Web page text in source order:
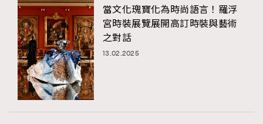
本人已詳閱並同意遵守本文列明條款及細則。 請瀏覽
(nmg.com.hk/privacy
本人願意接收新傳媒集團的最新消息及其他宣傳資訊，本人同意
新傳媒集團使用本人的個人資料於任何推廣用途。
當文化瑰寶化為時尚語言！羅浮
宮時裝展覽展開高訂時裝與藝術
之對話
13.02.2025